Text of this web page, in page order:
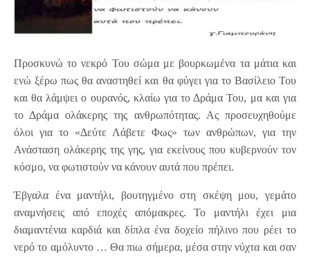
Προσκυνώ το νεκρό Του σώμα με βουρκωμένα τα μάτια και
ενώ ξέρω πως θα αναστηθεί και θα φύγει για το Βασίλειο Του
και θα λάμψει ο ουρανός, κλαίω για το Δράμα Του, μα και για
το Δράμα ολάκερης της ανθρωπότητας. Ας προσευχηθούμε
όλοι για το «Δεύτε Λάβετε Φως» των ανθρώπων, για την
Ανάσταση ολάκερης της γης, για εκείνους που κυβερνούν τον
κόσμο, να φωτιστούν να κάνουν αυτά που πρέπει.
Έβγαλα ένα μαντήλι, βουτηγμένο στη σκέψη μου, γεμάτο
αναμνήσεις από εποχές απόμακρες. Το μαντήλι έχει μια
διαμαντένια καρδιά και δίπλα ένα δοχείο πήλινο που ρέει το
νερό το αμόλυντο … Θα πιω σήμερα, μέσα στην νύχτα και σαν